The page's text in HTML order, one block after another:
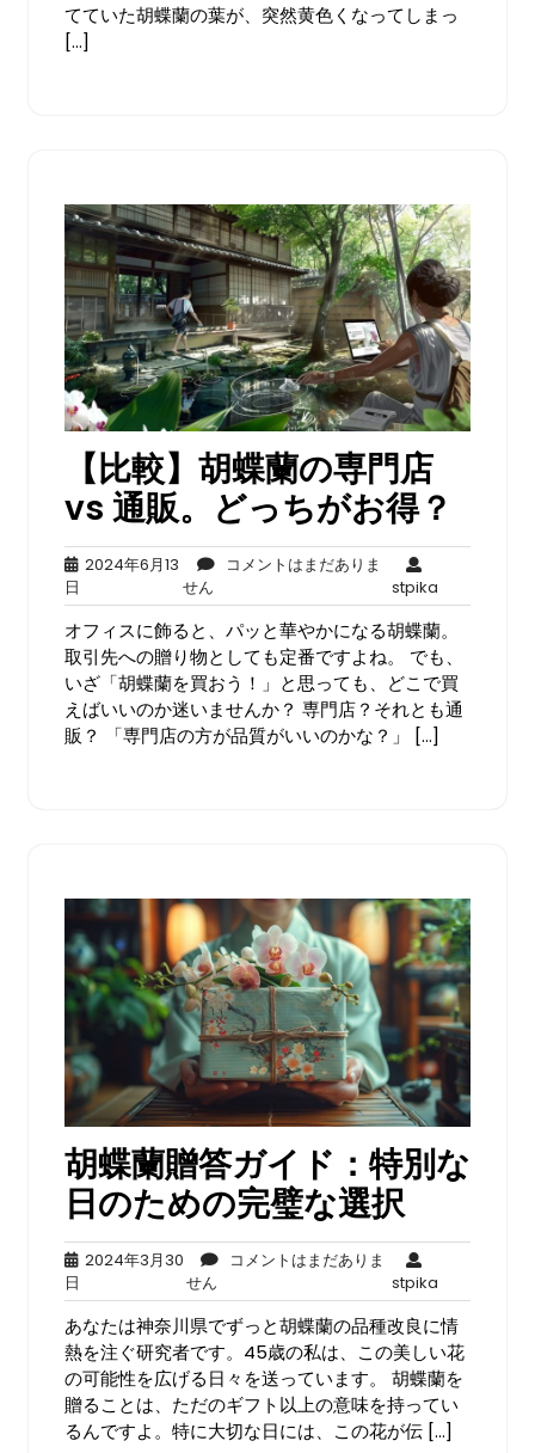
あ
てていた胡蝶蘭の葉が、突然黄色くなってしまっ
[…]
【比較】胡蝶蘭の専門店
vs 通販。どっちがお得？
2024年6月13
日
年
6
月
13
日
コメントはまだありま
せん
メ
ン
ト
は
ま
だ
あ
stpikastpika
オフィスに飾ると、パッと華やかになる胡蝶蘭。
取引先への贈り物としても定番ですよね。 でも、
いざ「胡蝶蘭を買おう！」と思っても、どこで買
えばいいのか迷いませんか？ 専門店？それとも通
販？ 「専門店の方が品質がいいのかな？」 […]
胡蝶蘭贈答ガイド：特別な
日のための完璧な選択
2024年3月30
日
年
3
月
30
日
コメントはまだありま
せんコ
メ
ン
ト
は
ま
だ
あ
stpika
あなたは神奈川県でずっと胡蝶蘭の品種改良に情
熱を注ぐ研究者です。45歳の私は、この美しい花
の可能性を広げる日々を送っています。 胡蝶蘭を
贈ることは、ただのギフト以上の意味を持ってい
るんですよ。特に大切な日には、この花が伝 […]